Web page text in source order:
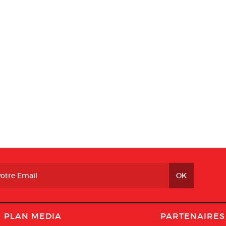
PLAN MEDIA PARTENAIRES